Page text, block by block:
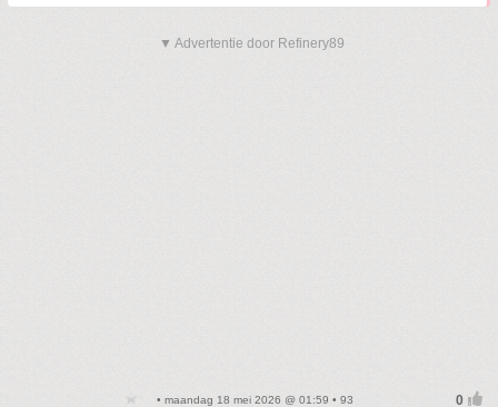
▼ Advertentie door Refinery89
• maandag 18 mei 2026 @ 01:59 • 93